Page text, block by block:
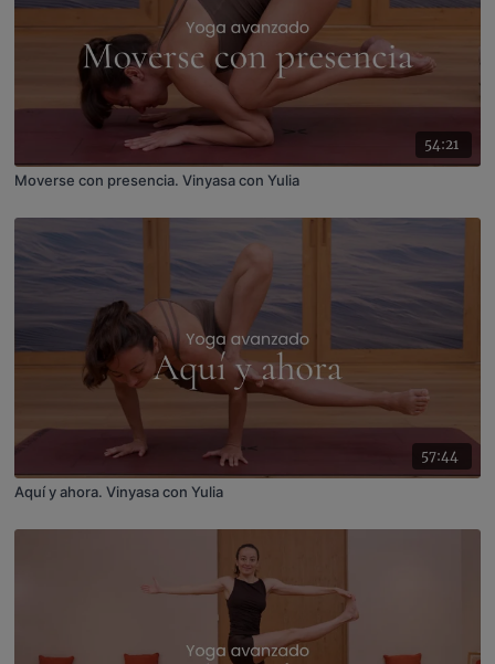
54:21
Moverse con presencia. Vinyasa con Yulia
57:44
Aquí y ahora. Vinyasa con Yulia